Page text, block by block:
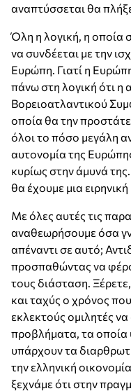
αναπτύσσεται θα
Όλη η λογική, η οποία
να συνδέεται με την
Ευρώπη. Γιατί η
πάνω στη λογική ότι η
Βορειοατλαντικού
οποία θα την
όλοι το πόσο μεγάλη
αυτονομία της
κυρίως στην άμυνά της.
θα έχουμε μια
Με όλες αυτές τις
αναθεωρήσουμε όσα
απέναντι σε αυτό;
προσπαθώντας να
τους διάσταση.
και ταχύς ο χρόνος
εκλεκτούς ομιλητές
προβλήματα, τα οποία
υπάρχουν τα
την ελληνική
ξεχνάμε ότι στην